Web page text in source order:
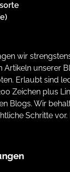
wir
Artikeln unserer
Erlaubt sind
Zeichen plus
Blogs. Wir
Schritte vor.